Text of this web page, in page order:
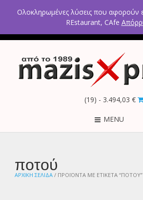
2ο χλμ Κρανιδίου – Πορτοχελίου,
Τηλέφωνα: 2754021300 – 6946670771 -
(19) - 3.494,03 €
MENU
ΑΡΧΙΚΉ ΣΕΛΊΔΑ / ΠΡΟΪΌΝΤΑ ΜΕ ΕΤΙΚΈΤΑ “ΠΟΤΟΎ”
ποτού
Ολοκληρωμένες λύσεις που αφορούν
REstaurant, CAfe